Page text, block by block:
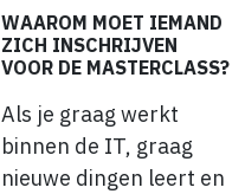
WAAROM MOET IEMAND
ZICH INSCHRIJVEN
VOOR DE MASTERCLASS?
Als je graag werkt
binnen de IT, graag
nieuwe dingen leert en